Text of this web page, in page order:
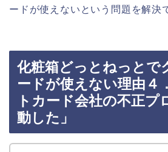
ードが使えないという問題を解決
化粧箱どっとねっとで
ードが使えない理由４
トカード会社の不正プ
動した」